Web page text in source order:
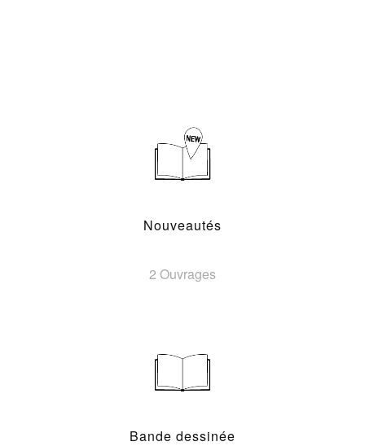
Nouveautés
2 Ouvrages
Bande dessinée